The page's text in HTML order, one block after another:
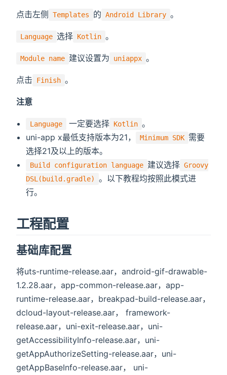
点击左侧 Templates 的 Android Library 。
Language 选择 Kotlin 。
Module name 建议设置为 uniappx 。
点击 Finish 。
注意
Language 一定要选择 Kotlin 。
uni-app x最低支持版本为21，
Minimum SDK 需要
选择21及以上的版本。
Build configuration language 建议选择 Groovy
DSL(build.gradle)
。以下教程均按照此模式进
行。
工程配置
基础库配置
将uts-runtime-release.aar，android-gif-drawable-
1.2.28.aar，app-common-release.aar，app-
runtime-release.aar，breakpad-build-release.aar，
dcloud-layout-release.aar， framework-
release.aar，uni-exit-release.aar，uni-
getAccessibilityInfo-release.aar，uni-
getAppAuthorizeSetting-release.aar，uni-
getAppBaseInfo-release.aar， uni-